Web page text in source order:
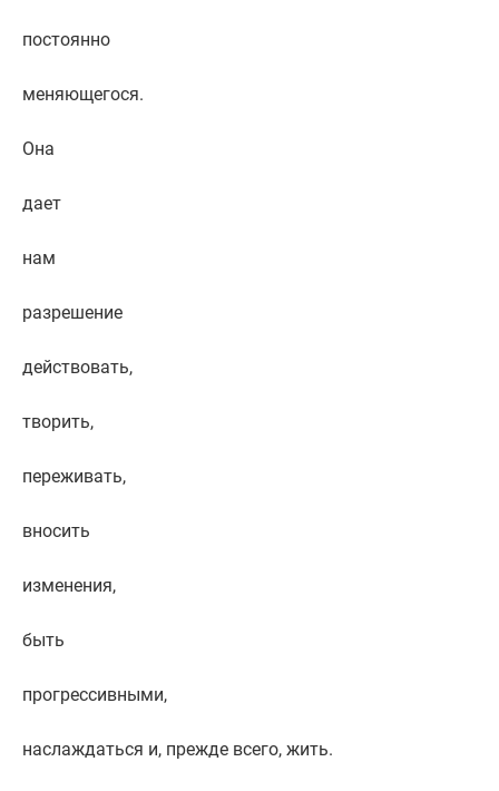
постоянно
меняющегося.
Она
дает
нам
разрешение
действовать,
творить,
переживать,
вносить
изменения,
быть
прогрессивными,
наслаждаться и, прежде всего, жить.